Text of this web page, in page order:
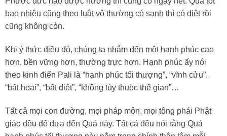
bao nhiêu cũng theo luật vô thường có sanh thì có diệt rồi
cũng không còn.
Khi ý thức điều đó, chúng ta nhắm đến một hạnh phúc cao
hơn, bền vững hơn, thường trực hơn. Hạnh phúc ấy nói
theo kinh điển Pali là “hạnh phúc tối thượng”, “vĩnh cửu”,
“bất hoại”, “bất diệt”, “không tùy thuộc thế gian”…
Tất cả mọi con đường, mọi pháp môn, mọi tông phái Phật
giáo đều để đưa đến Quả này. Tất cả đều nói rằng Quả